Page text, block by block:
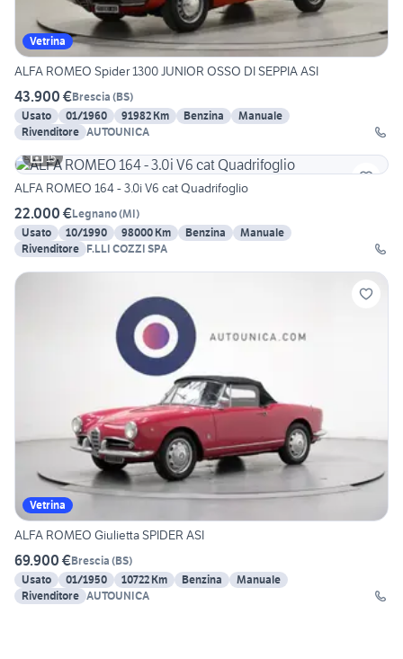
Vetrina
ALFA ROMEO Spider 1300 JUNIOR OSSO DI SEPPIA ASI
43.900 €Brescia (BS)
Usato
01/1960 91982 Km Benzina
Manuale
Rivenditore AUTOUNICA
15
ALFA ROMEO 164 - 3.0i V6 cat Quadrifoglio
22.000 €Legnano(MI)
Usato
10/1990 98000 Km Benzina
Manuale
Rivenditore F.LLI COZZI SPA
Vetrina
ALFA ROMEO Giulietta SPIDER ASI
69.900 €Brescia (BS)
Usato
01/1950 10722 Km Benzina
Manuale
Rivenditore AUTOUNICA